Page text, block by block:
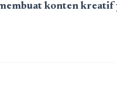
konten kreatif